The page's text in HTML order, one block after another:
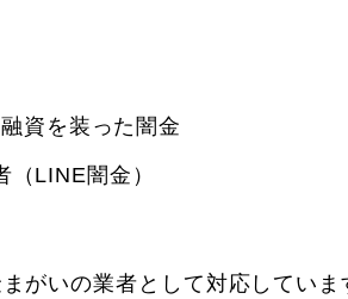
資を装った闇金
LINE闇金）
がいの業者として対応していま